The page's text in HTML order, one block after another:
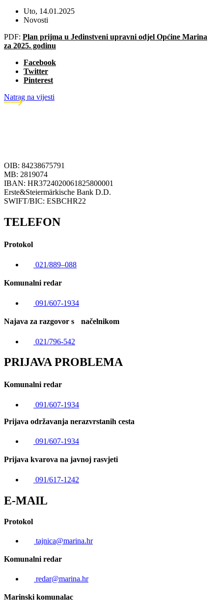
Uto, 14.01.2025
Novosti
PDF: Plan prijma u Jedinstveni upravni odjel Općine Marina
za 2025. godinu
Facebook
Twitter
Pinterest
Natrag na vijesti
OIB: 84238675791
MB: 2819074
IBAN: HR3724020061825800001
Erste&Steiermärkische Bank D.D.
SWIFT/BIC: ESBCHR22
TELEFON
Protokol
021/889–088
Komunalni redar
091/607-1934
Najava za razgovor s načelnikom
021/796-542
PRIJAVA PROBLEMA
Komunalni redar
091/607-1934
Prijava održavanja nerazvrstanih cesta
091/607-1934
Prijava kvarova na javnoj rasvjeti
091/617-1242
E-MAIL
Protokol
tajnica@marina.hr
Komunalni redar
redar@marina.hr
Marinski komunalac